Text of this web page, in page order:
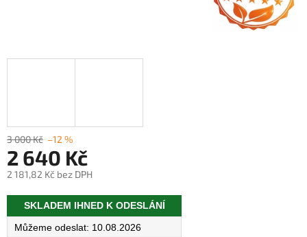
3 000 Kč –12 %
2 640 Kč
2 181,82 Kč bez DPH
Měrná
cena:SKLADEM IHNED K ODESLÁNÍ
10.08.2026